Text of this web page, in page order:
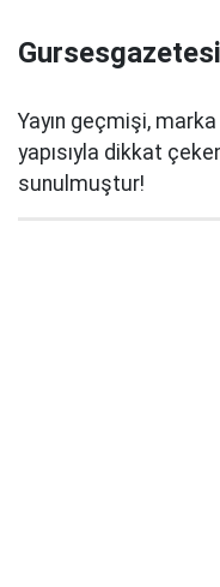
Yayın geçmişi,
yapısıyla dikkat
sunulmuştur!